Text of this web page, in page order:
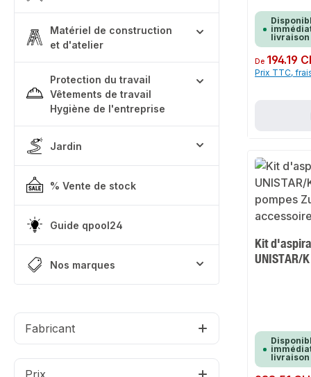
Matériel de construction
et d'atelier
Protection du travail
Vêtements de travail
Hygiène de l'entreprise
Jardin
% Vente de stock
Guide qpool24
Nos marques
Fabricant
Prix
Prix régulier :
De 194.19
Prix TTC,
Kit
UNISTAR/